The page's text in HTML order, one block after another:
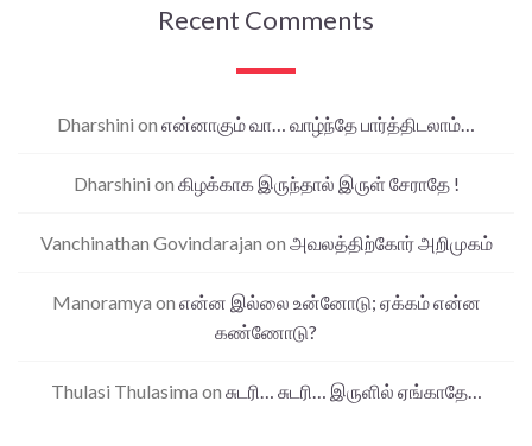
Recent Comments
Dharshini on என்னாகும் வா… வாழ்ந்தே பார்த்திடலாம்…
Dharshini on கிழக்காக இருந்தால் இருள் சேராதே !
Vanchinathan Govindarajan on அவலத்திற்கோர் அறிமுகம்
Manoramya on என்ன இல்லை உன்னோடு; ஏக்கம் என்ன
கண்ணோடு?
Thulasi Thulasima on சுடரி… சுடரி… இருளில் ஏங்காதே…